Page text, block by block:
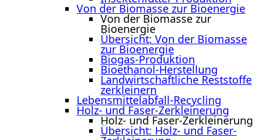
Von der Biomasse zur Bioenergie
Von der Biomasse zur
Bioenergie
Übersicht: Von der Biomasse
zur Bioenergie
Biogas-Produktion
Bioethanol-Herstellung
Landwirtschaftliche Reststoffe
zerkleinern
Lebensmittelabfall-Recycling
Holz- und Faser-Zerkleinerung
Holz- und Faser-Zerkleinerung
Übersicht: Holz- und Faser-